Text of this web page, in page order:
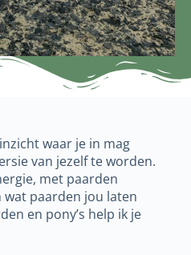
waar je in mag
van jezelf te worden.
met paarden
wat paarden jou laten
en pony’s help ik je